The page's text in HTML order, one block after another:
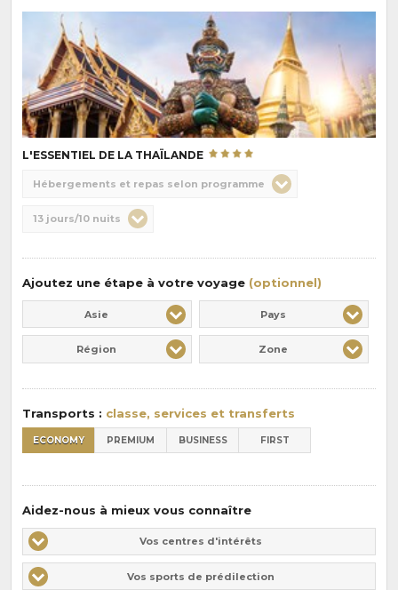
L'ESSENTIEL DE LA THAÏLANDE
:
Hébergements et repas selon programme
Durée
13 jours/10 nuits
Ajoutez une étape à votre voyage (optionnel)
Asie Pays
Région Zone
Transports : classe, services et transferts
ECONOMY PREMIUM BUSINESS FIRST
Aidez-nous à mieux vous connaître
Vos
centres
d'intérêts
Vos centres d'intérêts
Vos
Vos sports de prédilection